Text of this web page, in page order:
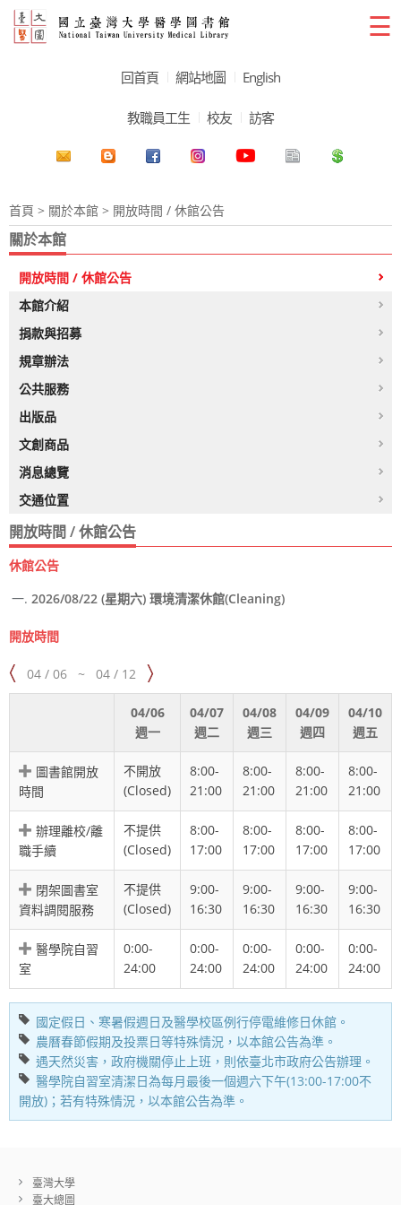
☰
回首頁 網站地圖 English
教職員工生 校友 訪客
首頁 > 關於本館 > 開放時間 / 休館公告
關於本館
開放時間 / 休館公告
本館介紹
捐款與招募
規章辦法
公共服務
出版品
文創商品
消息總覽
交通位置
開放時間 / 休館公告
休館公告
2026/08/22 (星期六) 環境清潔休館(Cleaning)
開放時間
04 / 06 ~ 04 / 12
04/06
週一
04/07
週二
04/08
週三
04/09
週四
04/10
週五
圖書館開放
時間
不開放
(Closed)
8:00-
21:00
8:00-
21:00
8:00-
21:00
8:00-
21:00
辦理離校/離
職手續
不提供
(Closed)
8:00-
17:00
8:00-
17:00
8:00-
17:00
8:00-
17:00
閉架圖書室
資料調閱服務
不提供
(Closed)
9:00-
16:30
9:00-
16:30
9:00-
16:30
9:00-
16:30
醫學院自習
室
0:00-
24:00
0:00-
24:00
0:00-
24:00
0:00-
24:00
0:00-
24:00
國定假日、寒暑假週日及醫學校區例行停電維修日休館。
農曆春節假期及投票日等特殊情況，以本館公告為準。
遇天然災害，政府機關停止上班，則依臺北市政府公告辦理。
醫學院自習室清潔日為每月最後一個週六下午(13:00-17:00不
開放)；若有特殊情況，以本館公告為準。
臺灣大學
臺大總圖